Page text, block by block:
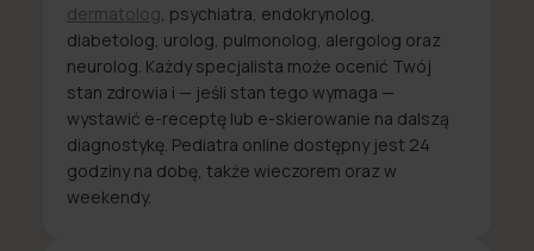
dermatolog , psychiatra, endokrynolog,
diabetolog, urolog, pulmonolog, alergolog oraz
neurolog. Każdy specjalista może ocenić Twój
stan zdrowia i — jeśli stan tego wymaga —
wystawić e-receptę lub e-skierowanie na dalszą
diagnostykę. Pediatra online dostępny jest 24
godziny na dobę, także wieczorem oraz w
weekendy.